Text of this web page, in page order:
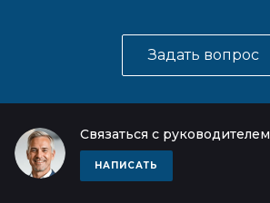
Задать вопрос
Связаться с руководителем
НАПИСАТЬ